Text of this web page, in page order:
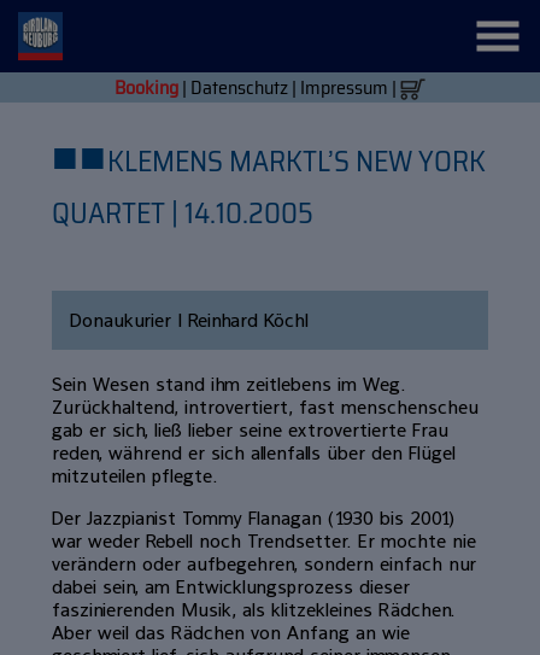
Booking| Datenschutz| Impressum |
■■KLEMENS MARKTL’S NEW YORK
QUARTET | 14.10.2005
Donaukurier | Reinhard Köchl
Sein Wesen stand ihm zeitlebens im Weg.
Zurückhaltend, introvertiert, fast menschenscheu
gab er sich, ließ lieber seine extrovertierte Frau
reden, während er sich allenfalls über den Flügel
mitzuteilen pflegte.
Der Jazzpianist Tommy Flanagan (1930 bis 2001)
war weder Rebell noch Trendsetter. Er mochte nie
verändern oder aufbegehren, sondern einfach nur
dabei sein, am Entwicklungsprozess dieser
faszinierenden Musik, als klitzekleines Rädchen.
Aber weil das Rädchen von Anfang an wie